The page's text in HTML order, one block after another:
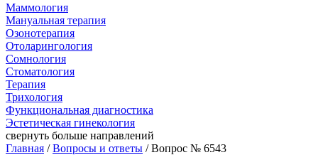
Маммология
Мануальная терапия
Озонотерапия
Отоларингология
Сомнология
Стоматология
Терапия
Трихология
Функциональная диагностика
Эстетическая гинекология
свернуть больше направлений
Главная /Вопросы и ответы / Вопрос № 6543